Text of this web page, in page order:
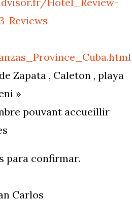
Reviews-
Zapata , Caleton , playa
»
pouvant accueillir
para confirmar.
Carlos